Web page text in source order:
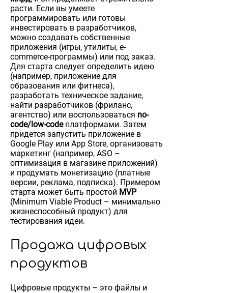
расти. Если вы умеете
программировать или готовы
инвестировать в разработчиков,
можно создавать собственные
приложения (игры, утилиты, e-
commerce-программы) или под заказ.
Для старта следует определить идею
(например, приложение для
образования или фитнеса),
разработать техническое задание,
найти разработчиков (фриланс,
агентство) или воспользоваться no-
code/low-codeплатформами. Затем
придется запустить приложение в
Google Play или App Store, организовать
маркетинг (например, ASO –
оптимизация в магазине приложений)
и продумать монетизацию (платные
версии, реклама, подписка). Примером
старта может быть простой MVP
(Minimum Viable Product – минимально
жизнеспособный продукт) для
тестирования идеи.
Продажа цифровых
продуктов
Цифровые продукты – это файлы и